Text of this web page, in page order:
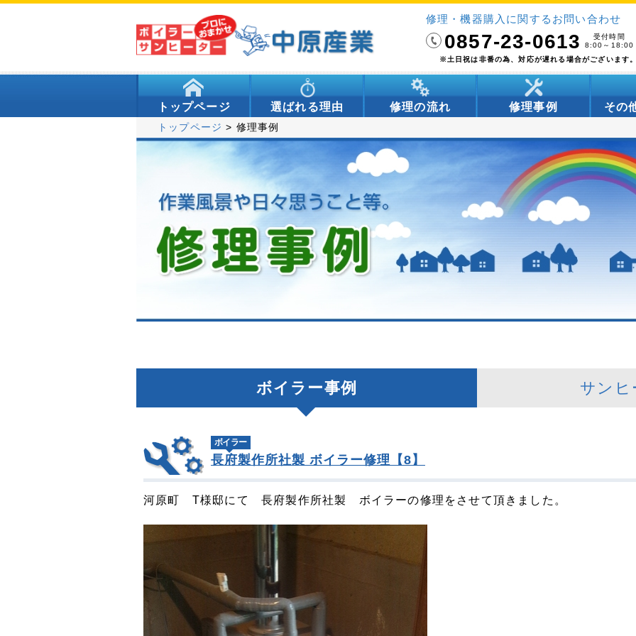
修理・機器購入に関するお問い合わせ
0857-23-0613
受付時間
8:00～18:00
※土日祝は非番の為、対応が遅れる場合がございます。
トップページ 選ばれる理由 修理の流れ 修理事例 その
トップページ > 修理事例
ボイラー事例 サンヒ
ボイラー
長府製作所社製 ボイラー修理【8】
河原町 T様邸にて 長府製作所社製 ボイラーの修理をさせて頂きました。